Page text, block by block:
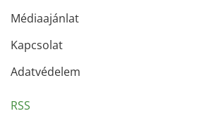
Médiaajánlat
Kapcsolat
Adatvédelem
RSS